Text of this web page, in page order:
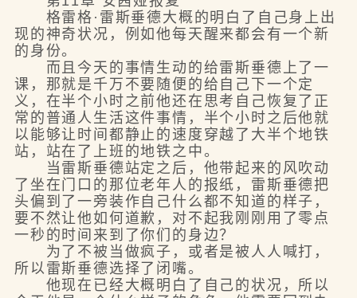
格雷格·雷斯垂德大概的明白了自己身上出
现的神奇状况，例如他每天醒来都会有一个新
的身份。
而且今天的事情生动的给雷斯垂德上了一
课，那就是千万不要随便的给自己下一个定
义，在半个小时之前他还在思考自己恢复了正
常的普通人生活这件事情，半个小时之后他就
以能够让时间都静止的速度穿越了大半个地铁
站，站在了上班的地铁之中。
当雷斯垂德站定之后，他带起来的风吹动
了坐在门口的那位老年人的报纸，雷斯垂德把
头偏到了一旁装作自己什么都不知道的样子，
要不然让他如何道歉，对不起我刚刚用了零点
一秒的时间来到了你们的身边？
为了不被当做疯子，或者是被人人喊打，
所以雷斯垂德选择了闭嘴。
他现在已经大概明白了自己的状况，所以